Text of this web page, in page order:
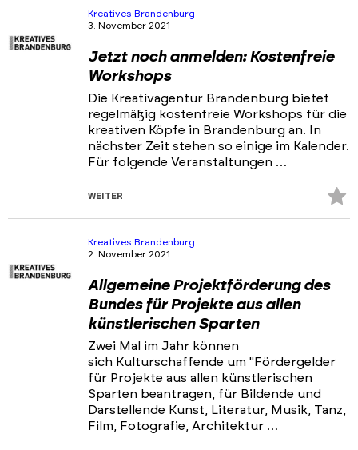
Kreatives Brandenburg
3. November 2021
Jetzt noch anmelden: Kostenfreie
Workshops
Die Kreativagentur Brandenburg bietet
regelmäßig kostenfreie Workshops für die
kreativen Köpfe in Brandenburg an. In
nächster Zeit stehen so einige im Kalender.
Für folgende Veranstaltungen …
WEITER
Kreatives Brandenburg
2. November 2021
Allgemeine Projektförderung des
Bundes für Projekte aus allen
künstlerischen Sparten
Zwei Mal im Jahr können
sich Kulturschaffende um "Fördergelder
für Projekte aus allen künstlerischen
Sparten beantragen, für Bildende und
Darstellende Kunst, Literatur, Musik, Tanz,
Film, Fotografie, Architektur …